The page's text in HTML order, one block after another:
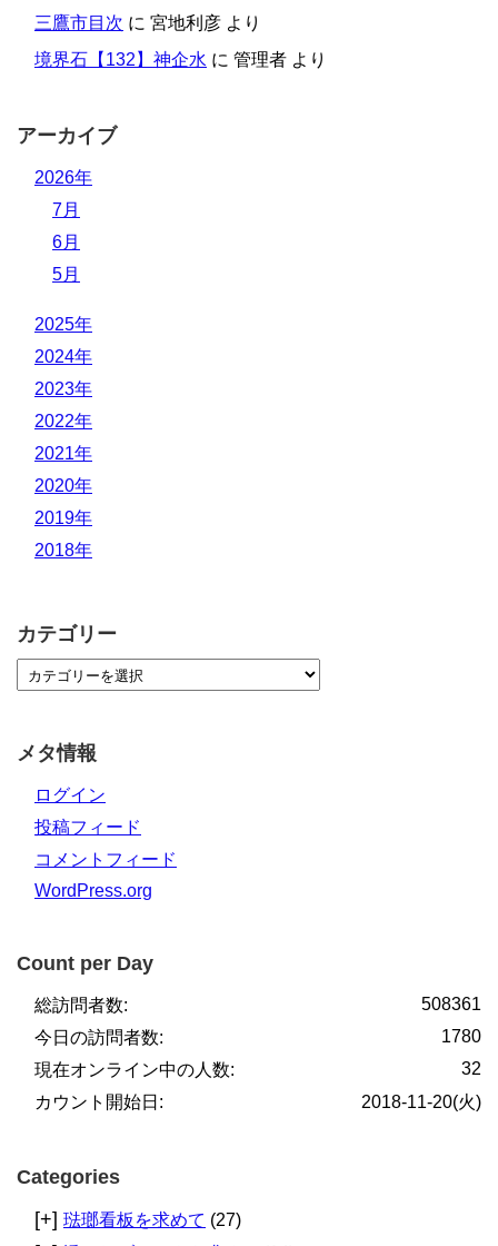
三鷹市目次 に 宮地利彦 より
境界石【132】神企水 に 管理者 より
アーカイブ
2026年
7月
6月
5月
2025年
2024年
2023年
2022年
2021年
2020年
2019年
2018年
カテゴリー
メタ情報
ログイン
投稿フィード
コメントフィード
WordPress.org
Count per Day
508361
総訪問者数:
1780
今日の訪問者数:
32
現在オンライン中の人数:
2018-11-20(火)
カウント開始日:
Categories
[+] 琺瑯看板を求めて (27)